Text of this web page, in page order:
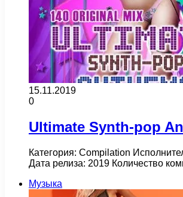
15.11.2019
0
Ultimate Synth-pop
Категория: Compilation
Дата релиза: 2019 Количество
Музыка